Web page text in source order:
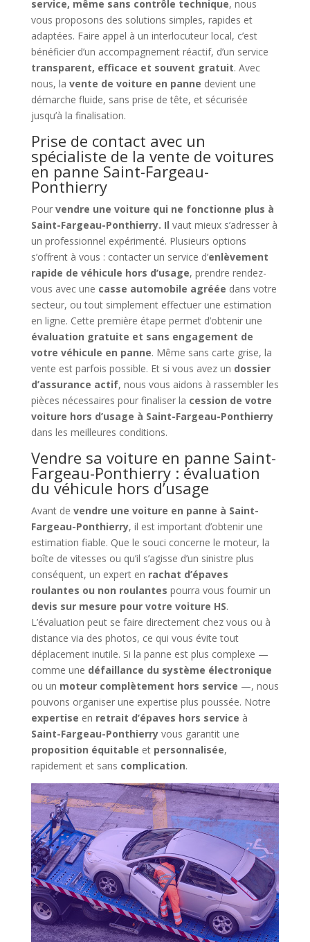
service, même sans contrôle technique, nous
vous proposons des solutions simples, rapides et
adaptées. Faire appel à un interlocuteur local, c’est
bénéficier d’un accompagnement réactif, d’un service
transparent, efficace et souvent gratuit. Avec
nous, la vente de voiture en panne devient une
démarche fluide, sans prise de tête, et sécurisée
jusqu’à la finalisation.
Prise de contact avec un
spécialiste de la vente de voitures
en panne Saint-Fargeau-
Ponthierry
Pour vendre une voiture qui ne fonctionne plus à
Saint-Fargeau-Ponthierry. Il vaut mieux s’adresser à
un professionnel expérimenté. Plusieurs options
s’offrent à vous : contacter un service d’enlèvement
rapide de véhicule hors d’usage, prendre rendez-
vous avec une casse automobile agréée dans votre
secteur, ou tout simplement effectuer une estimation
en ligne. Cette première étape permet d’obtenir une
évaluation gratuite et sans engagement de
votre véhicule en panne. Même sans carte grise, la
vente est parfois possible. Et si vous avez un dossier
d’assurance actif, nous vous aidons à rassembler les
pièces nécessaires pour finaliser la cession de votre
voiture hors d’usage à Saint-Fargeau-Ponthierry
dans les meilleures conditions.
Vendre sa voiture en panne Saint-
Fargeau-Ponthierry : évaluation
du véhicule hors d’usage
Avant de vendre une voiture en panne à Saint-
Fargeau-Ponthierry, il est important d’obtenir une
estimation fiable. Que le souci concerne le moteur, la
boîte de vitesses ou qu’il s’agisse d’un sinistre plus
conséquent, un expert en rachat d’épaves
roulantes ou non roulantes pourra vous fournir un
devis sur mesure pour votre voiture HS.
L’évaluation peut se faire directement chez vous ou à
distance via des photos, ce qui vous évite tout
déplacement inutile. Si la panne est plus complexe —
comme une défaillance du système électronique
ou un moteur complètement hors service —, nous
pouvons organiser une expertise plus poussée. Notre
expertise en retrait d’épaves hors service à
Saint-Fargeau-Ponthierryvous garantit une
proposition équitable et personnalisée,
rapidement et sans complication.